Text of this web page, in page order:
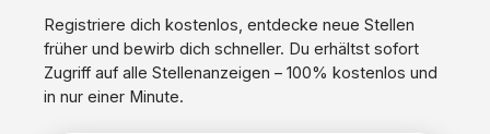
Registriere dich kostenlos, entdecke neue Stellen
früher und bewirb dich schneller. Du erhältst sofort
Zugriff auf alle Stellenanzeigen – 100% kostenlos und
in nur einer Minute.